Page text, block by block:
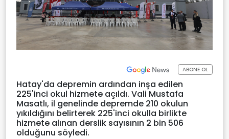
ABONE OL
Hatay'da depremin ardından inşa edilen
225'inci okul hizmete açıldı. Vali Mustafa
Masatlı, il genelinde depremde 210 okulun
yıkıldığını belirterek 225'inci okulla birlikte
hizmete alınan derslik sayısının 2 bin 506
olduğunu söyledi.